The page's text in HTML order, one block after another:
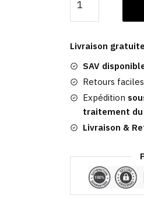
de
Casquette
Laine
Homme​
|
Banbridge
Livraison gratuite
SAV
Retours faciles
Expédition
traitement du
Livraison &